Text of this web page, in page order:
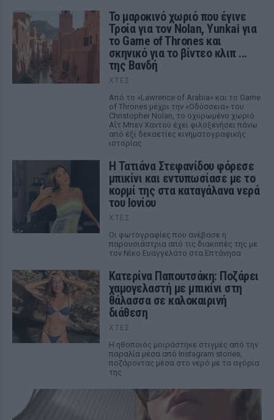
Το μαροκινό χωριό που έγινε
Τροία για τον Nolan, Yunkai για
το Game of Thrones και
σκηνικό για το βίντεο κλιπ ...
της Βανδή
ΧΤΕΣ
Από το «Lawrence of Arabia» και το Game
of Thrones μέχρι την «Οδύσσεια» του
Christopher Nolan, το οχυρωμένο χωριό
Αΐτ Μπεν Χαντού έχει φιλοξενήσει πάνω
από έξι δεκαετίες κινηματογραφικής
ιστορίας
Η Τατιάνα Στεφανίδου φόρεσε
μπικίνι και εντυπωσίασε με το
κορμί της στα καταγάλανα νερά
του Ιονίου
ΧΤΕΣ
Οι φωτογραφίες που ανέβασε η
παρουσιάστρια από τις διακοπές της με
τον Νίκο Ευαγγελάτο στα Επτάνησα
Κατερίνα Παπουτσάκη: Ποζάρει
χαμογελαστή με μπικίνι στη
θάλασσα σε καλοκαιρινή
διάθεση
ΧΤΕΣ
Η ηθοποιός μοιράστηκε στιγμές από την
παραλία μέσα από Instagram stories,
ποζάροντας μέσα στο νερό με τα αγόρια
της